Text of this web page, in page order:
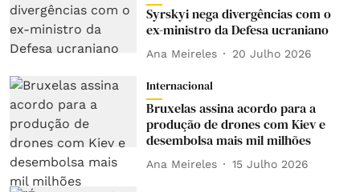
Syrskyi nega divergências com o
ex-ministro da Defesa ucraniano
Ana Meireles 20 Julho 2026
Internacional
Bruxelas assina acordo para a
produção de drones com Kiev e
desembolsa mais mil milhões
Ana Meireles 15 Julho 2026